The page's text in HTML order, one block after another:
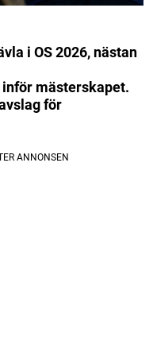
i OS 2026, nästan
mästerskapet.
för